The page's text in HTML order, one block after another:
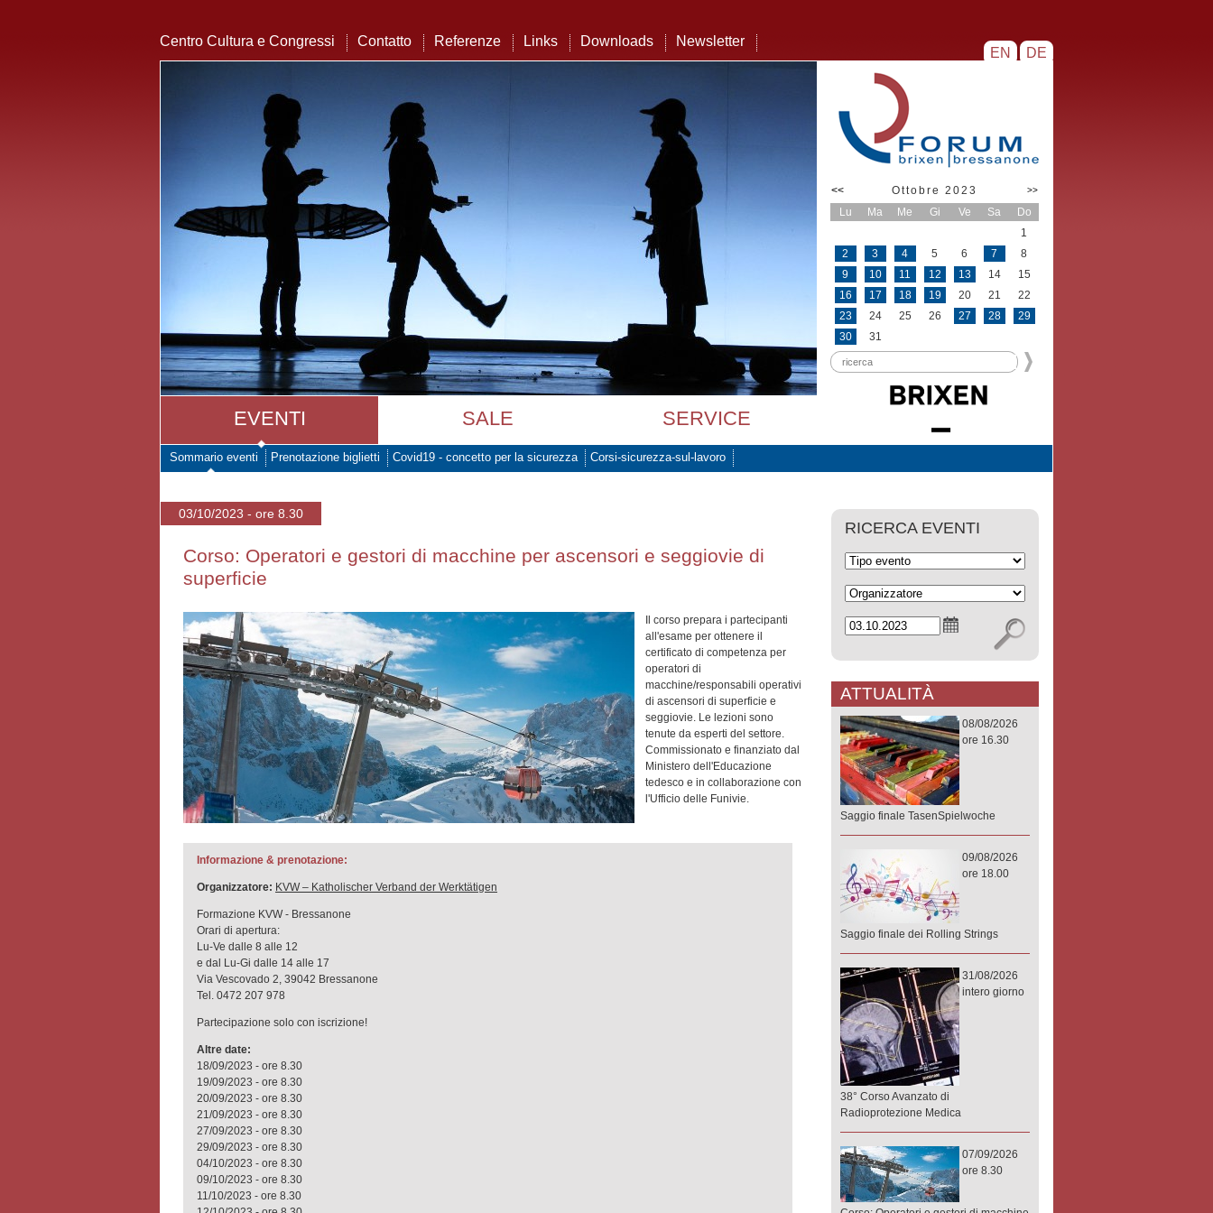
EN DE
Centro Cultura e Congressi Contatto Referenze Links Downloads Newsletter
EVENTI SALE SERVICE
<< Ottobre 2023 >>
Lu Ma Me Gi Ve Sa
Do
1
2
3 4 5 6 7
8
9
10 11 12 13 14
15
16
17 18 19 20 21
22
23
24 25 26 27 28
29
30
31
Sommario eventi Prenotazione biglietti Covid19 - concetto per la sicurezza Corsi-sicurezza-sul-lavoro
03/10/2023 - ore 8.30
Corso: Operatori e gestori di macchine per ascensori e seggiovie di
superficie
Il corso prepara i partecipanti
all'esame per ottenere il
certificato di competenza per
operatori di
macchine/responsabili operativi
di ascensori di superficie e
seggiovie. Le lezioni sono
tenute da esperti del settore.
Commissionato e finanziato dal
Ministero dell'Educazione
tedesco e in collaborazione con
l'Ufficio delle Funivie.
Informazione & prenotazione:
Organizzatore: KVW – Katholischer Verband der Werktätigen
Formazione KVW - Bressanone
Orari di apertura:
Lu-Ve dalle 8 alle 12
e dal Lu-Gi dalle 14 alle 17
Via Vescovado 2, 39042 Bressanone
Tel. 0472 207 978
Partecipazione solo con iscrizione!
Altre date:
18/09/2023 - ore 8.30
19/09/2023 - ore 8.30
20/09/2023 - ore 8.30
21/09/2023 - ore 8.30
27/09/2023 - ore 8.30
29/09/2023 - ore 8.30
04/10/2023 - ore 8.30
09/10/2023 - ore 8.30
11/10/2023 - ore 8.30
RICERCA EVENTI
ATTUALITÀ
08/08/2026
ore 16.30
Saggio finale TasenSpielwoche
09/08/2026
ore 18.00
Saggio finale dei Rolling Strings
31/08/2026
intero giorno
38° Corso Avanzato di
Radioprotezione Medica
07/09/2026
ore 8.30